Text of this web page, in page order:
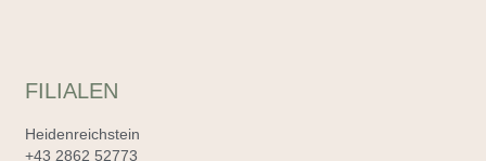
FILIALEN
Heidenreichstein
+43 2862 52773